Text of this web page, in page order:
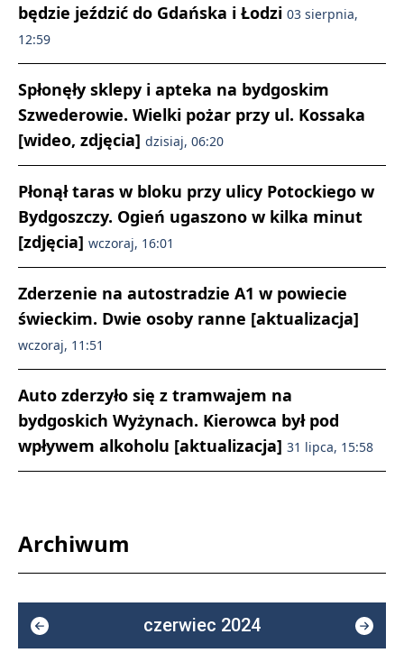
będzie jeździć do Gdańska i Łodzi 03 sierpnia,
12:59
Spłonęły sklepy i apteka na bydgoskim
Szwederowie. Wielki pożar przy ul. Kossaka
[wideo, zdjęcia] dzisiaj, 06:20
Płonął taras w bloku przy ulicy Potockiego w
Bydgoszczy. Ogień ugaszono w kilka minut
[zdjęcia] wczoraj, 16:01
Zderzenie na autostradzie A1 w powiecie
świeckim. Dwie osoby ranne [aktualizacja]
wczoraj, 11:51
Auto zderzyło się z tramwajem na
bydgoskich Wyżynach. Kierowca był pod
wpływem alkoholu [aktualizacja] 31 lipca, 15:58
Archiwum
czerwiec 2024